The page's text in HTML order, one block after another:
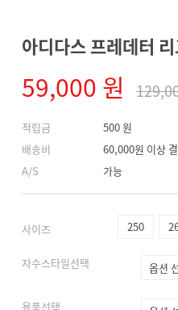
아디다스 프레데터
59,000 원
적립금
배송비
A/S
500 원
60,000원 이상
가능
사이즈 250
자수스타일선택
용품선택